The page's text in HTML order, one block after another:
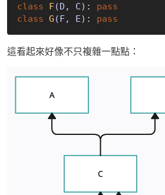
class
F(D, C) :
pass
class G (F, E) : pass
這看起來好像不只複雜一點點：